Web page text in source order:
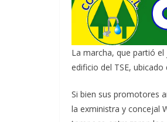
La marcha, que partió
edificio del TSE,
Si bien sus promotores
la exministra y concejal